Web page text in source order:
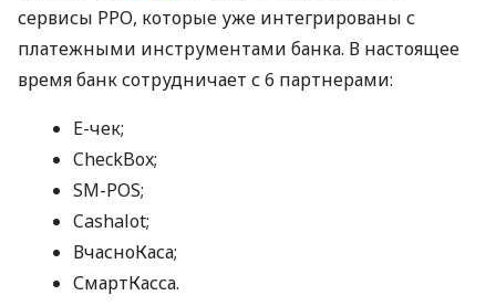
сервисы РРО, которые уже интегрированы с
платежными инструментами банка. В настоящее
время банк сотрудничает с 6 партнерами:
E-чек;
CheckBox;
SM-POS;
Cashalot;
ВчасноКаса;
СмартКасса.